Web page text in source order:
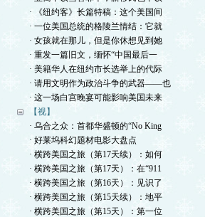
· 《纽约客》长篇特稿：这个美国间
· 一位美国总统的格陵兰情结：它就
· 女孩就在那儿，但是你休想见到她
· 重发一篇旧文，缅怀“中国最后一
· 美籍华人在纽约市长选举上的代际
· 请用文明作为政治斗争的武器——也
· 这一场白宫晚宴可能影响美国未来
【视】
· 乌合之众：首都华盛顿的“No King
· 好莱坞科幻题材电影大盘点
· 横跨美国之旅（第17天续）：如何
· 横跨美国之旅（第17天）：在“911
· 横跨美国之旅（第16天）：见识了
· 横跨美国之旅（第15天续）：地平
· 横跨美国之旅（第15天）：第一位